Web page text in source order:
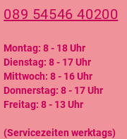
089 54546 40200
Montag: 8 - 18 Uhr
Dienstag: 8 - 17 Uhr
Mittwoch: 8 - 16 Uhr
Donnerstag: 8 - 17 Uhr
Freitag: 8 - 13 Uhr
(Servicezeiten werktags)